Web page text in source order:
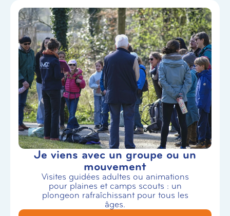
Je viens avec un groupe ou un
mouvement
Visites guidées adultes ou animations
pour plaines et camps scouts : un
plongeon rafraîchissant pour tous les
âges.